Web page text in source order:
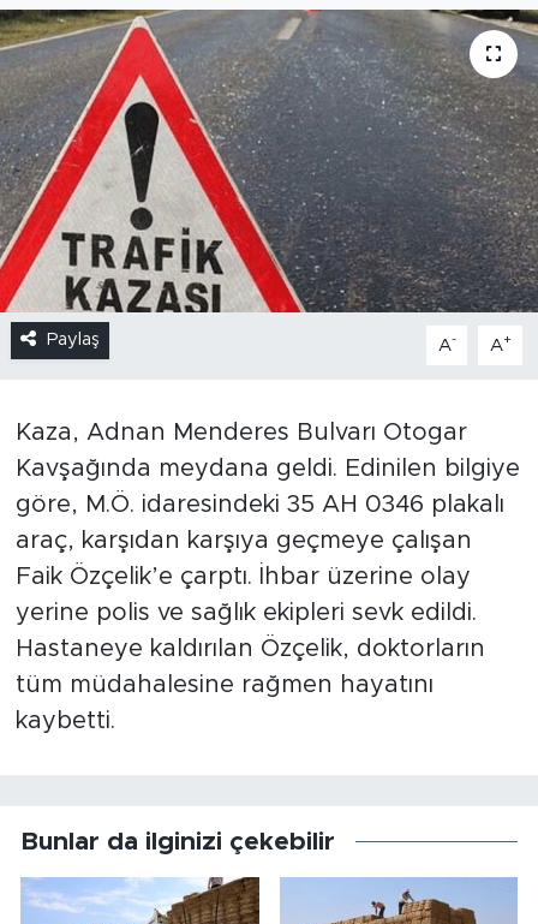
Paylaş A- A+
Kaza, Adnan Menderes Bulvarı Otogar
Kavşağında meydana geldi. Edinilen bilgiye
göre, M.Ö. idaresindeki 35 AH 0346 plakalı
araç, karşıdan karşıya geçmeye çalışan
Faik Özçelik’e çarptı. İhbar üzerine olay
yerine polis ve sağlık ekipleri sevk edildi.
Hastaneye kaldırılan Özçelik, doktorların
tüm müdahalesine rağmen hayatını
kaybetti.
Bunlar da ilginizi çekebilir